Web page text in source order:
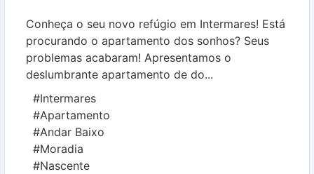
Conheça o seu novo refúgio em Intermares! Está
procurando o apartamento dos sonhos? Seus
problemas acabaram! Apresentamos o
deslumbrante apartamento de do...
#Intermares
#Apartamento
#Andar Baixo
#Moradia
#Nascente